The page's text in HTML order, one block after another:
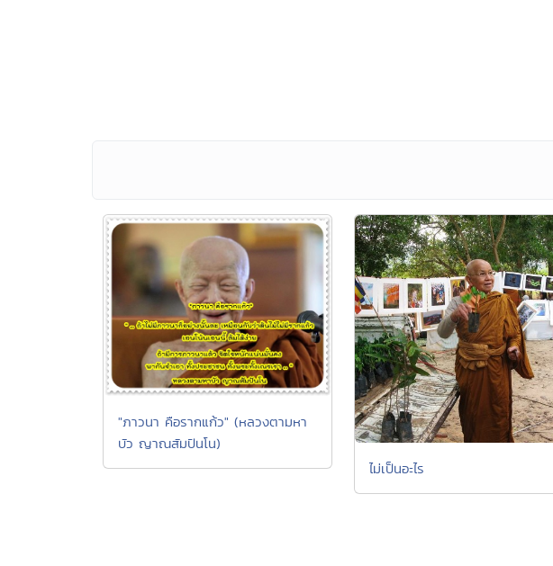
"ภาวนา คือรากแก้ว" (หลวงตามหา
บัว ญาณสัมปันโน)
ไม่เป็นอะไร